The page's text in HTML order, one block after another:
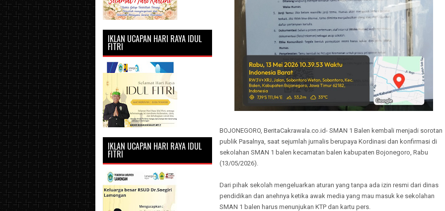
BOJONEGORO, BeritaCakrawala.co.id- SMAN 1 Balen kembali menjadi sorotan
publik Pasalnya, saat sejumlah jurnalis berupaya Kordinasi dan konfirmasi di
sekolahan SMAN 1 balen kecamatan balen kabupaten Bojonegoro, Rabu
(13/05/2026).
Dari pihak sekolah mengeluarkan aturan yang tanpa ada izin resmi dari dinas
pendidikan dan anehnya ketika awak media yang mau masuk ke sekolahan
SMAN 1 balen harus menunjukan KTP dan kartu pers.
IKLAN UCAPAN HARI RAYA IDUL
FITRI
IKLAN UCAPAN HARI RAYA IDUL
FITRI